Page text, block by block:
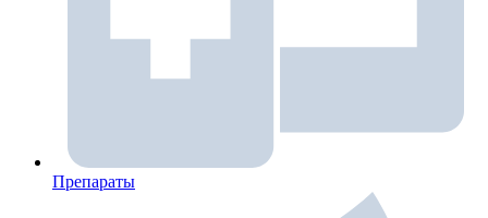
Препараты